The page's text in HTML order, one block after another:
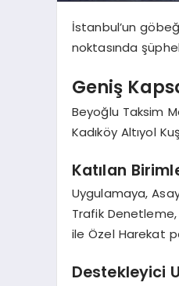
İstanbul’un
noktasında
Geniş
Beyoğlu Taksim
Kadıköy Altıyol
Katılan
Uygulamaya,
Trafik Denetleme,
ile Özel Harekat
Destekleyici